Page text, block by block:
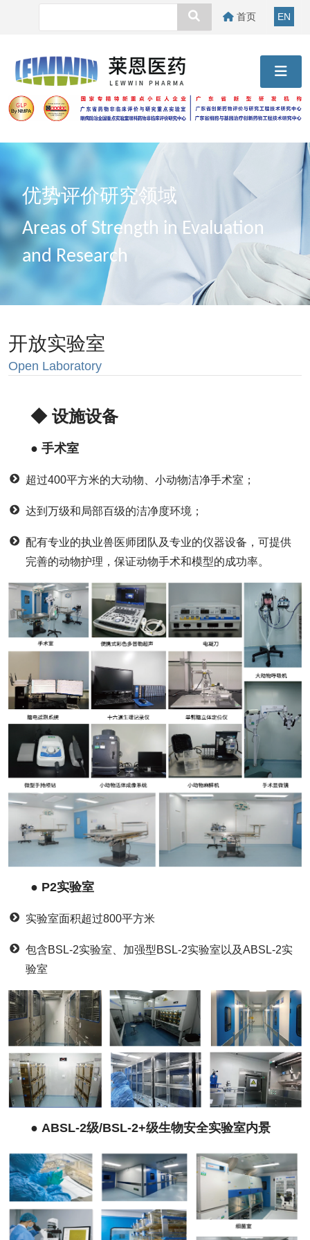
首页 EN
优势评价研究领域
Areas of Strength in Evaluation
and Research
开放实验室
Open Laboratory
◆ 设施设备
● 手术室
超过400平方米的大动物、小动物洁净手术室；
达到万级和局部百级的洁净度环境；
配有专业的执业兽医师团队及专业的仪器设备，可提供
完善的动物护理，保证动物手术和模型的成功率。
● P2实验室
实验室面积超过800平方米
包含BSL-2实验室、加强型BSL-2实验室以及ABSL-2实
验室
● ABSL-2级/BSL-2+级生物安全实验室内景